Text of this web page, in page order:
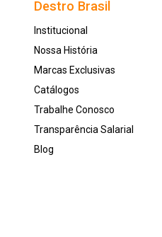
Destro Brasil
Institucional
Nossa História
Marcas Exclusivas
Catálogos
Trabalhe Conosco
Transparência Salarial
Blog